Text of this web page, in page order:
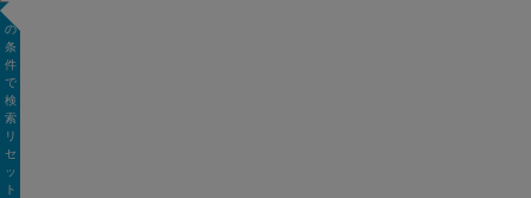
こ
の
条
件
で
検
索
リ
セ
ッ
ト